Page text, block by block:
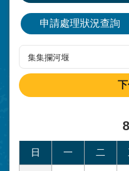
申請處理狀況查詢
下
日 一 二